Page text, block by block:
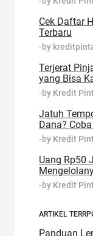
Cek Daftar
Terbaru
-by
Terjerat
yang Bisa
-by Kredit
Jatuh
Dana?
-by Kredit
Uang Rp50
-by Kredit
ARTIKEL
Panduan